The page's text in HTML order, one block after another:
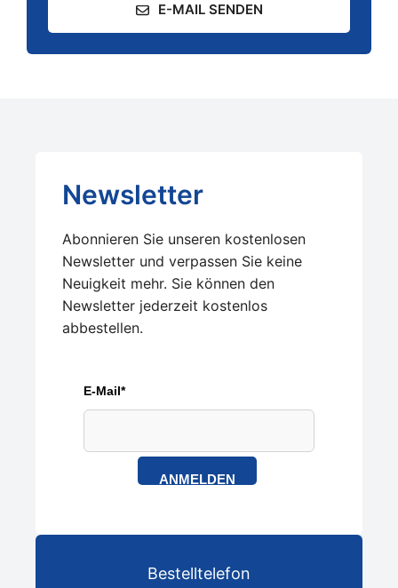
E-MAIL SENDEN
Newsletter
Abonnieren Sie unseren kostenlosen
Newsletter und verpassen Sie keine
Neuigkeit mehr. Sie können den
Newsletter jederzeit kostenlos
abbestellen.
E-Mail*
ANMELDEN
Bestelltelefon